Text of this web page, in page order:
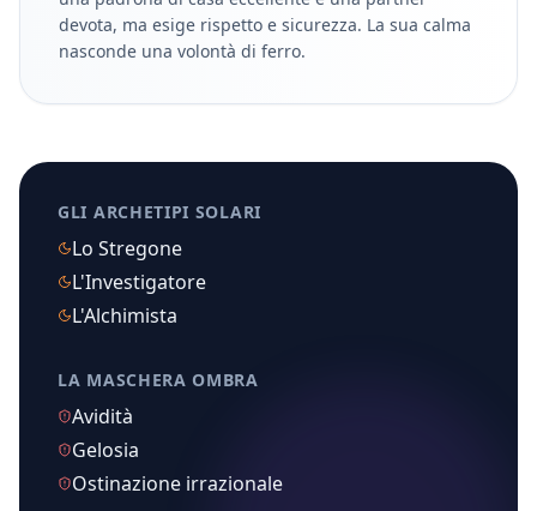
devota, ma esige rispetto e sicurezza. La sua calma
nasconde una volontà di ferro.
GLI ARCHETIPI SOLARI
Lo Stregone
L'Investigatore
L'Alchimista
LA MASCHERA OMBRA
Avidità
Gelosia
Ostinazione irrazionale